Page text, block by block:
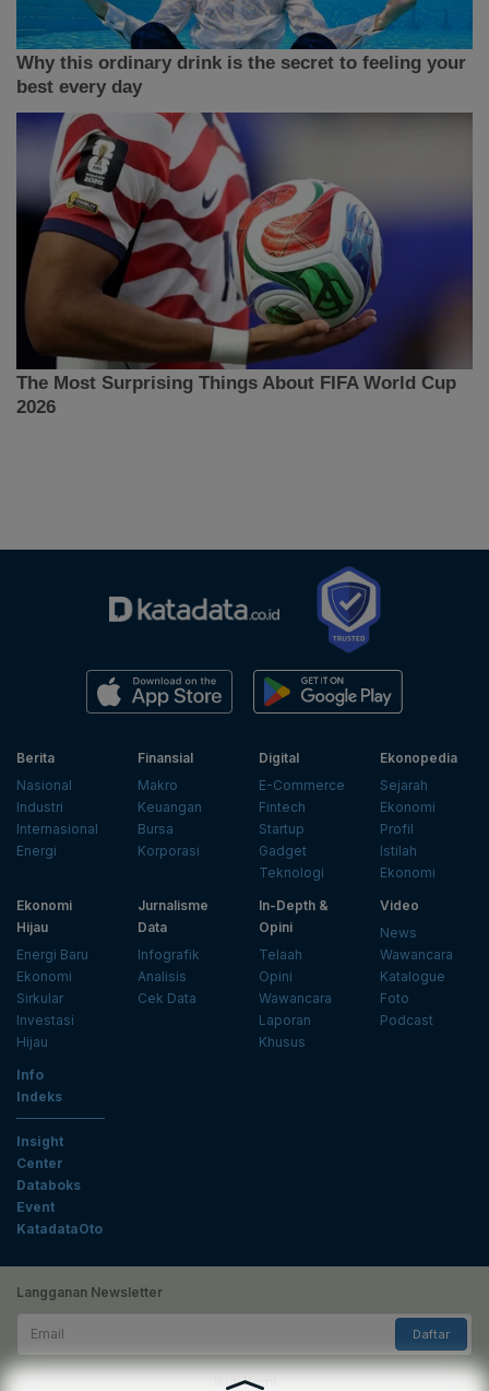
Berita
Nasional
Industri
Internasional
Energi
Finansial
Makro
Keuangan
Bursa
Korporasi
Digital
E-Commerce
Fintech
Startup
Gadget
Teknologi
Ekonopedia
Sejarah
Ekonomi
Profil
Istilah
Ekonomi
Ekonomi
Hijau
Energi Baru
Ekonomi
Sirkular
Investasi
Hijau
Jurnalisme
Data
Infografik
Analisis
Cek Data
In-Depth &
Opini
Telaah
Opini
Wawancara
Laporan
Khusus
Video
News
Wawancara
Katalogue
Foto
Podcast
Info
Indeks
Insight
Center
Databoks
Event
KatadataOto
Langganan Newsletter
Daftar
Ikuti Kami